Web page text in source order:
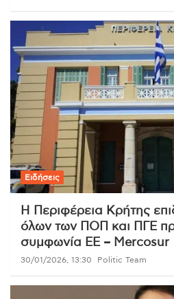
Ειδήσεις
Η Περιφέρεια Κρήτης
όλων των ΠΟΠ και ΠΓΕ
συμφωνία ΕΕ – Mercosur
30/01/2026, 13:30 Politic Team